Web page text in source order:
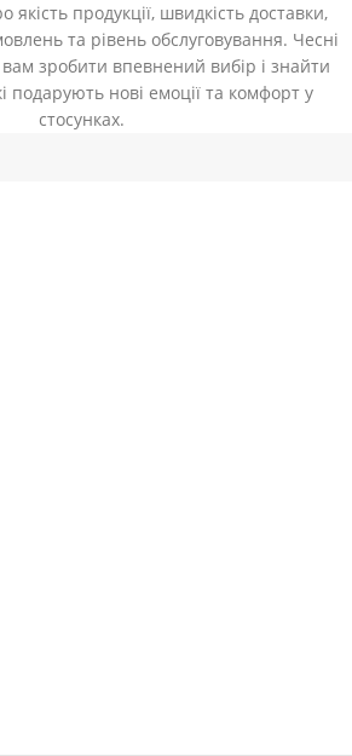
якість продукції, швидкість доставки,
та рівень обслуговування. Чесні
зробити впевнений вибір і знайти
подарують нові емоції та комфорт у
стосунках.